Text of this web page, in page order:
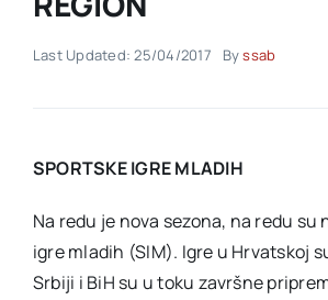
Akti SSAB
Last Updated: 25/04/2017 Byssab
SPORTSKE IGRE MLADIH
Na redu je nova sezona, na redu su
igre mladih (SIM). Igre u Hrvatskoj
Srbiji i BiH su u toku završne